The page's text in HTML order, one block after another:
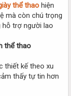
thể thao hiện
mà còn chú trọng
hỗ trợ người lao
thể thao
thiết kế theo xu
thấy tự tin hơn